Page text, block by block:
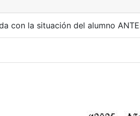
con la situación del alumno